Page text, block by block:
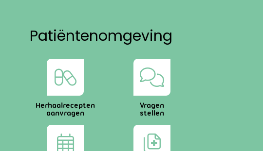
Patiëntenomgeving
Herhaalrecepten
aanvragen
Vragen
stellen